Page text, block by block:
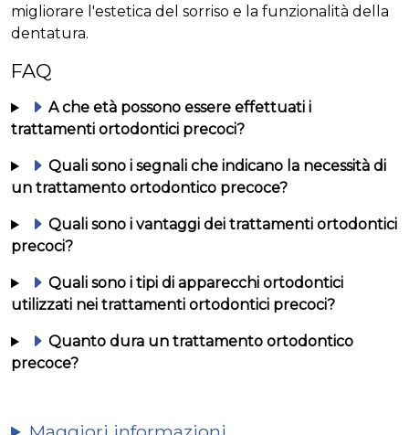
migliorare l'estetica del sorriso e la funzionalità della
dentatura.
FAQ
A che età possono essere effettuati i
trattamenti ortodontici precoci?
Quali sono i segnali che indicano la necessità di
un trattamento ortodontico precoce?
Quali sono i vantaggi dei trattamenti ortodontici
precoci?
Quali sono i tipi di apparecchi ortodontici
utilizzati nei trattamenti ortodontici precoci?
Quanto dura un trattamento ortodontico
precoce?